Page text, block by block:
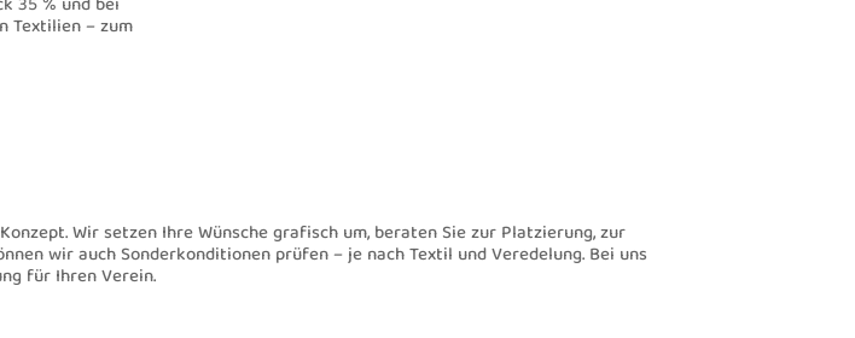
Textilien – zum
Wir setzen Ihre Wünsche grafisch um, beraten Sie zur Platzierung, zur
wir auch Sonderkonditionen prüfen – je nach Textil und Veredelung. Bei uns
für Ihren Verein.